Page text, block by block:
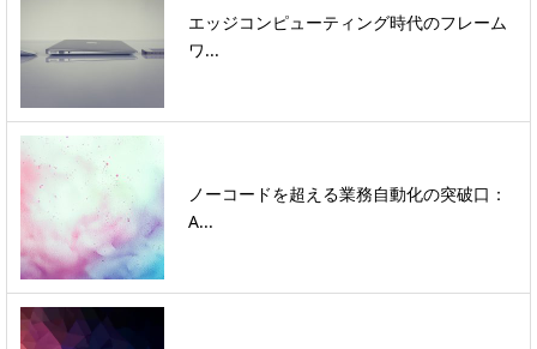
エッジコンピューティング時代のフレーム
ワ...
ノーコードを超える業務自動化の突破口：
A...